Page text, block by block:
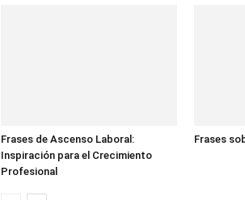
Frases de Ascenso Laboral:
Inspiración para el Crecimiento
Profesional
Frases